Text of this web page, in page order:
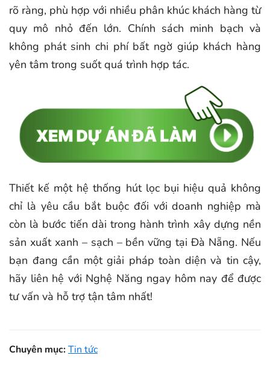
rõ ràng, phù hợp với nhiều phân khúc khách hàng từ
quy mô nhỏ đến lớn. Chính sách minh bạch và
không phát sinh chi phí bất ngờ giúp khách hàng
yên tâm trong suốt quá trình hợp tác.
Thiết kế một hệ thống hút lọc bụi hiệu quả không
chỉ là yêu cầu bắt buộc đối với doanh nghiệp mà
còn là bước tiến dài trong hành trình xây dựng nền
sản xuất xanh – sạch – bền vững tại Đà Nẵng. Nếu
bạn đang cần một giải pháp toàn diện và tin cậy,
hãy liên hệ với Nghệ Năng ngay hôm nay để được
tư vấn và hỗ trợ tận tâm nhất!
Chuyên mục:Tin tức